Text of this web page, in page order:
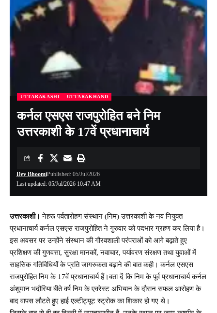
UTTARAKASHI UTTARAKHAND
कर्नल एसएस राजपुरोहित बने निम
उत्तरकाशी के 17वें प्रधानाचार्य
Last updated: 05/Jul/2026 10:47 AM
Dev BhoomiPublished: 05/Jul/2026
उत्तरकाशी। नेहरू पर्वतारोहण संस्थान (निम) उत्तरकाशी के नव नियुक्त
प्रधानाचार्य कर्नल एसएस राजपुरोहित ने गुरुवार को पदभार ग्रहण कर लिया है।
इस अवसर पर उन्होंने संस्थान की गौरवशाली परंपराओं को आगे बढ़ाते हुए
प्रशिक्षण की गुणवत्ता, सुरक्षा मानकों, नवाचार, पर्यावरण संरक्षण तथा युवाओं में
साहसिक गतिविधियों के प्रति जागरुकता बढ़ाने की बात कही। कर्नल एसएस
राजपुरोहित निम के 17वें प्रधानाचार्य हैं।बता दें कि निम के पूर्व प्रधानाचार्य कर्नल
अंशुमान भदौरिया बीते वर्ष निम के एवरेस्ट अभियान के दौरान सफल आरोहण के
बाद वापस लौटते हुए हाई एल्टीट्यूट स्ट्रोक का शिकार हो गए थे।